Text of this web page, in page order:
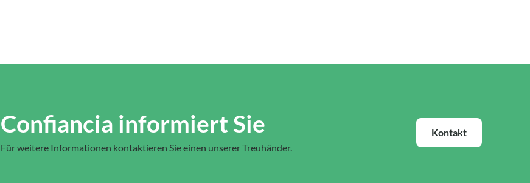
Confiancia informiert Sie
Für weitere Informationen kontaktieren Sie einen unserer Treuhänder.
Kontakt